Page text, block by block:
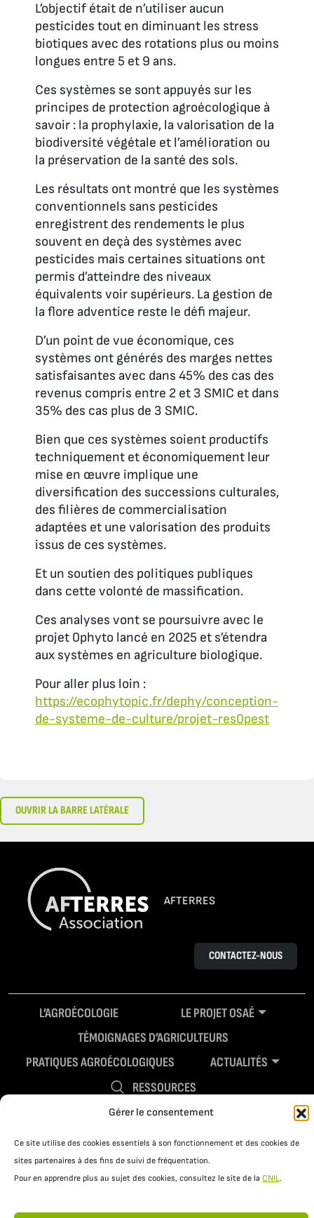
Gérer le consentement
Ce site utilise des cookies essentiels à son fonctionnement et des cookies de
sites partenaires à des fins de suivi de fréquentation.
Pour en apprendre plus au sujet des cookies, consultez le site de la CNIL.
L’objectif était de n’utiliser aucun
pesticides tout en diminuant les stress
biotiques avec des rotations plus ou moins
longues entre 5 et 9 ans.
Ces systèmes se sont appuyés sur les
principes de protection agroécologique à
savoir : la prophylaxie, la valorisation de la
biodiversité végétale et l’amélioration ou
la préservation de la santé des sols.
Les résultats ont montré que les systèmes
conventionnels sans pesticides
enregistrent des rendements le plus
souvent en deçà des systèmes avec
pesticides mais certaines situations ont
permis d’atteindre des niveaux
équivalents voir supérieurs. La gestion de
la flore adventice reste le défi majeur.
D’un point de vue économique, ces
systèmes ont générés des marges nettes
satisfaisantes avec dans 45% des cas des
revenus compris entre 2 et 3 SMIC et dans
35% des cas plus de 3 SMIC.
Bien que ces systèmes soient productifs
techniquement et économiquement leur
mise en œuvre implique une
diversification des successions culturales,
des filières de commercialisation
adaptées et une valorisation des produits
issus de ces systèmes.
Et un soutien des politiques publiques
dans cette volonté de massification.
Ces analyses vont se poursuivre avec le
projet 0phyto lancé en 2025 et s’étendra
aux systèmes en agriculture biologique.
Pour aller plus loin :
https://ecophytopic.fr/dephy/conception-
de-systeme-de-culture/projet-res0pest
OUVRIR LA BARRE LATÉRALE
AFTERRES
CONTACTEZ-NOUS
L’AGROÉCOLOGIE
LE PROJET OSAÉ
TÉMOIGNAGES D’AGRICULTEURS
PRATIQUES AGROÉCOLOGIQUES
ACTUALITÉS
RESSOURCES